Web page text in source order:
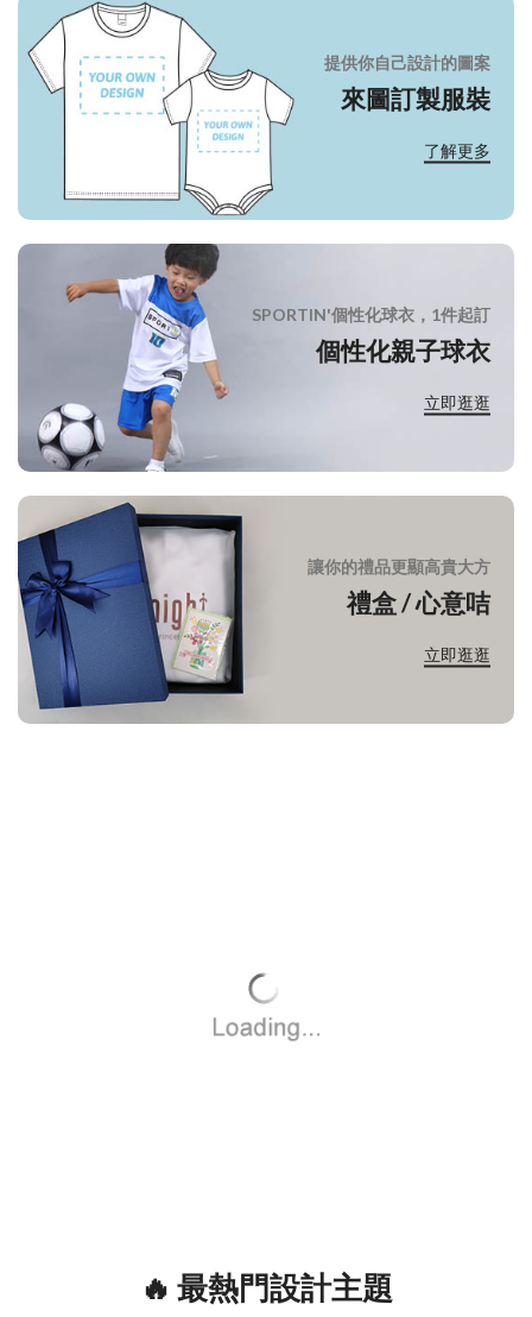
提供你自己設計的圖案
來圖訂製服裝
了解更多
SPORTIN'個性化球衣，1件起訂
個性化親子球衣
立即逛逛
讓你的禮品更顯高貴大方
禮盒 / 心意咭
立即逛逛
🔥 最熱門設計主題